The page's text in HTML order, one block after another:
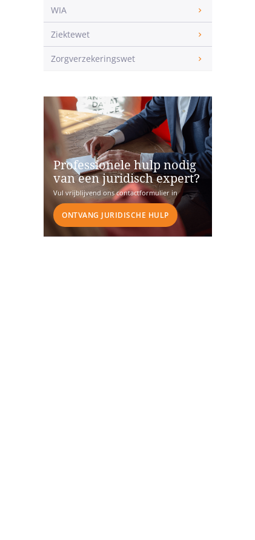
WIA
Ziektewet
Zorgverzekeringswet
Professionele hulp nodig
van een juridisch expert?
Vul vrijblijvend ons contactformulier in
ONTVANG JURIDISCHE HULP